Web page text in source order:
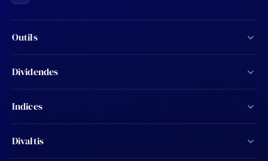
Outils
Screener d'actions
Calculateur de dividendes
Ma watchlist
Dividendes
Tous les dividendes
Actions Aristocrates
Indices
CAC 40
Divaltis